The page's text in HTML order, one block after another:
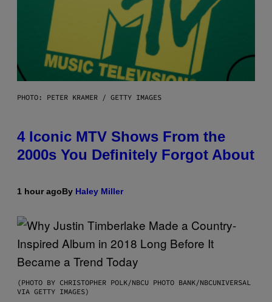
PHOTO: PETER KRAMER / GETTY IMAGES
4 Iconic MTV Shows From the
2000s You Definitely Forgot About
1 hour agoBy Haley Miller
(PHOTO BY CHRISTOPHER POLK/NBCU PHOTO BANK/NBCUNIVERSAL
VIA GETTY IMAGES)